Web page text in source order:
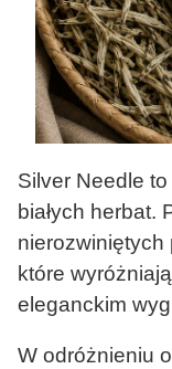
Silver Needle
białych herbat.
które
eleganckim
W odróżnieniu